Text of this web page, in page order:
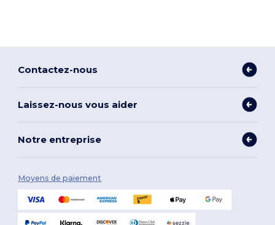
Contactez-nous
Laissez-nous vous aider
Notre entreprise
Moyens de paiement